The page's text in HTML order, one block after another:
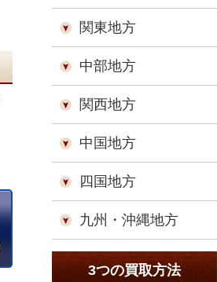
関東地方
中部地方
関西地方
中国地方
四国地方
九州・沖縄地方
3つの買取方法